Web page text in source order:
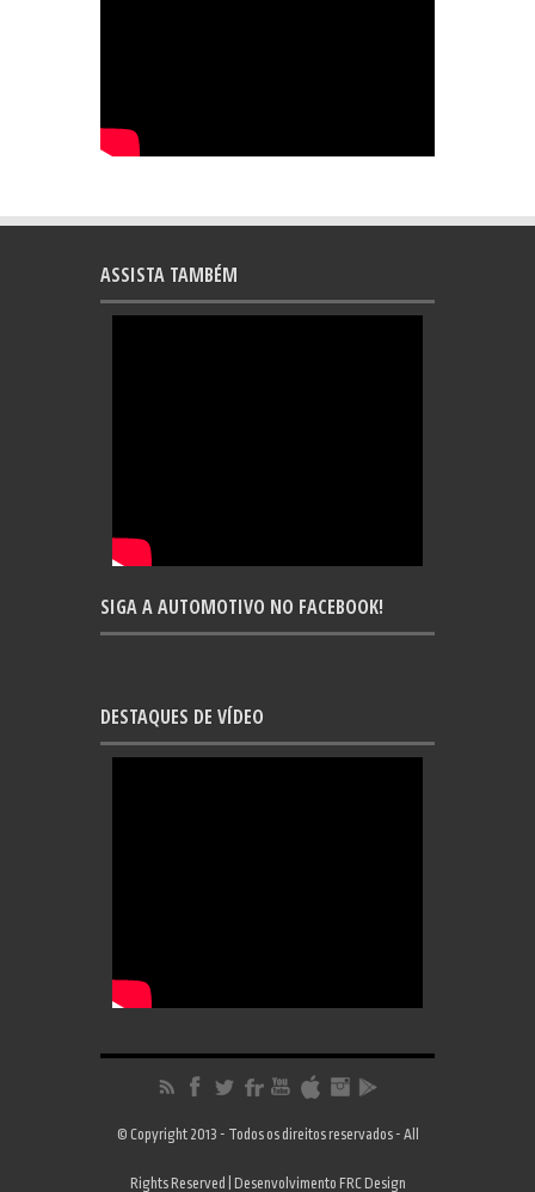
ASSISTA TAMBÉM
SIGA A AUTOMOTIVO NO FACEBOOK!
DESTAQUES DE VÍDEO
© Copyright 2013 - Todos os direitos reservados - All
Rights Reserved | Desenvolvimento FRC Design